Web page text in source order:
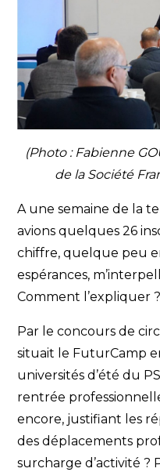
(Photo : Fabienne
de la Société
A une semaine de la
avions quelques 26
chiffre, quelque peu
espérances,
Comment l’expliquer ?
Par le concours de
situait le FuturCamp
universités d’été du
rentrée
encore, justifiant les
des déplacements
surcharge d’activité ?